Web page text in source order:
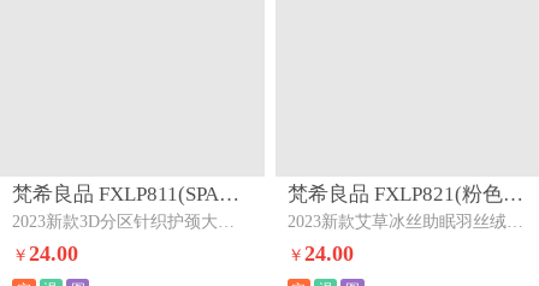
梵希良品 FXLP811(SPA助眠按摩中枕)下架
2023新款3D分区针织护颈大豆蛋白枕芯SPA助眠按摩枕头SPA助眠按摩中枕
￥24.00
梵希良品 FXLP821(粉色)下架
2023新款艾草冰丝助眠羽丝绒枕枕芯枕头粉色
￥ 24.00